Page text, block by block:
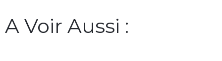
A Voir Aussi :